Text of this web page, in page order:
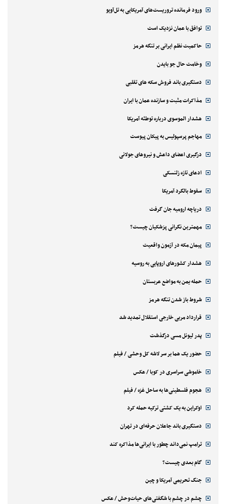
ورود فرمانده تروریست‌های آمریکایی به تل‌آویو
توافق با عمان نزدیک است
حاکمیت نظم ایرانی بر تنگه هرمز
وخامت حال جو بایدن
دستگیری باند فروش سکه های تقلبی
مذاکرات مثبت و سازنده عمان با ایران
هشدار الموسوی درباره توطئه آمریکا
مهاجم پرسپولیس به پیکان پیوست
درگیری اعضای داعش و نیروهای جولانی
ادعای تازه زلنسکی
سقوط بالگرد آمریکا
دریاچه ارومیه جان گرفت
مهمترین نگرانی پزشکیان چیست؟
پیمان مکه در آزمون واقعیت
هشدار کشورهای اروپایی به روسیه
حمله یمن به مواضع عربستان
شروط باز شدن تنگه هرمز
قرارداد مربی خارجی استقلال تمدید شد
پدر لیونل مسی درگذشت
حضور یک هما بر سر لاشه‌ کل وحشی / فیلم
خاموشی سراسری در کوبا / عکس
هجوم فلسطینی‌ها به ساحل غزه / فیلم
اوکراین به یک کشتی ترکیه حمله کرد
دستگیری باند جاعلان حرفه‌ای در تهران
ترامپ نمی‌داند چطور با ایرانی‌ها مذاکره کند
گام بعدی چیست؟
جنگ تحریمی آمریکا و چین
چشم در چشم با شگفتی‌های حیات‌وحش / عکس